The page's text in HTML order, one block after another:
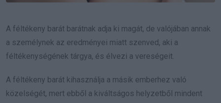
A féltékeny barát barátnak adja ki magát, de valójában annak
a személynek az eredményei miatt szenved, aki a
féltékenységének tárgya, és élvezi a vereségeit.
A féltékeny barát kihasználja a másik emberhez való
közelségét, mert ebből a kiváltságos helyzetből mindent